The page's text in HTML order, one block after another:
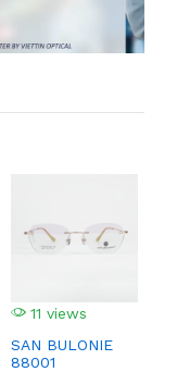
11 views
SAN BULONIE
88001